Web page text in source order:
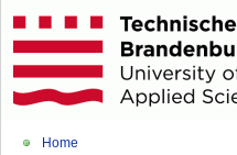
Home